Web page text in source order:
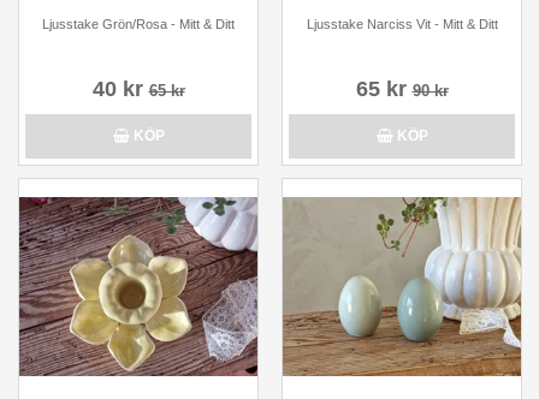
Ljusstake Grön/Rosa - Mitt & Ditt
40 kr65 kr
KÖP
Ljusstake Narciss Vit - Mitt & Ditt
65 kr90 kr
KÖP